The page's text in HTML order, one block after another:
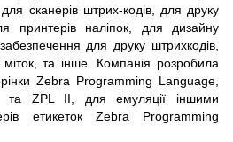
сканерів штрих-кодів, для друку
принтерів наліпок, для дизайну
для друку штрихкодів,
та інше. Компанія розробила
Zebra Programming Language,
та ZPL II, для емуляції іншими
етикеток Zebra Programming